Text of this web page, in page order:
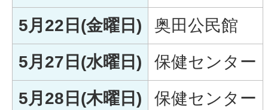
5月22日(金曜日)
奥田公民館
5月27日(水曜日)
保健センター
5月28日(木曜日)
保健センター